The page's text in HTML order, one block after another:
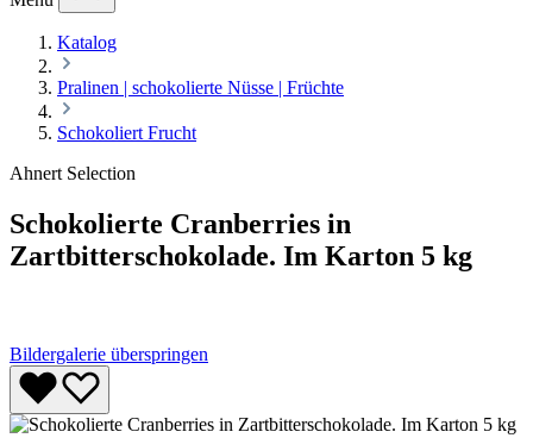
Katalog
Pralinen | schokolierte Nüsse | Früchte
Schokoliert Frucht
Ahnert Selection
Schokolierte Cranberries in
Zartbitterschokolade. Im Karton 5 kg
Bildergalerie überspringen